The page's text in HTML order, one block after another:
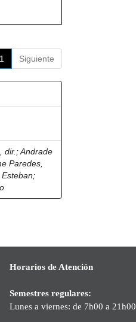
1 Siguiente
dir. ;Andrade
Paredes,
;
Horarios de Atención
Semestres regulares:
Lunes a viernes: de 7h00 a 21h00